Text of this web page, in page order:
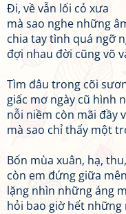
Đi, về vẫn lối cỏ xưa
mà sao nghe những
chia tay tình quá ngỡ
đợi nhau đời cũng võ
Tìm đâu trong cõi
giấc mơ ngày cũ hình
nỗi niềm còn mãi đầy
mà sao chỉ thấy một
Bốn mùa xuân, hạ,
còn em đứng giữa
lặng nhìn những áng
hỏi bao giờ hết những